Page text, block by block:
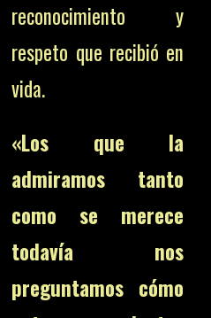
reconocimiento y
respeto que recibió en
vida.
«Los que la
admiramos tanto
como se merece
todavía nos
preguntamos cómo